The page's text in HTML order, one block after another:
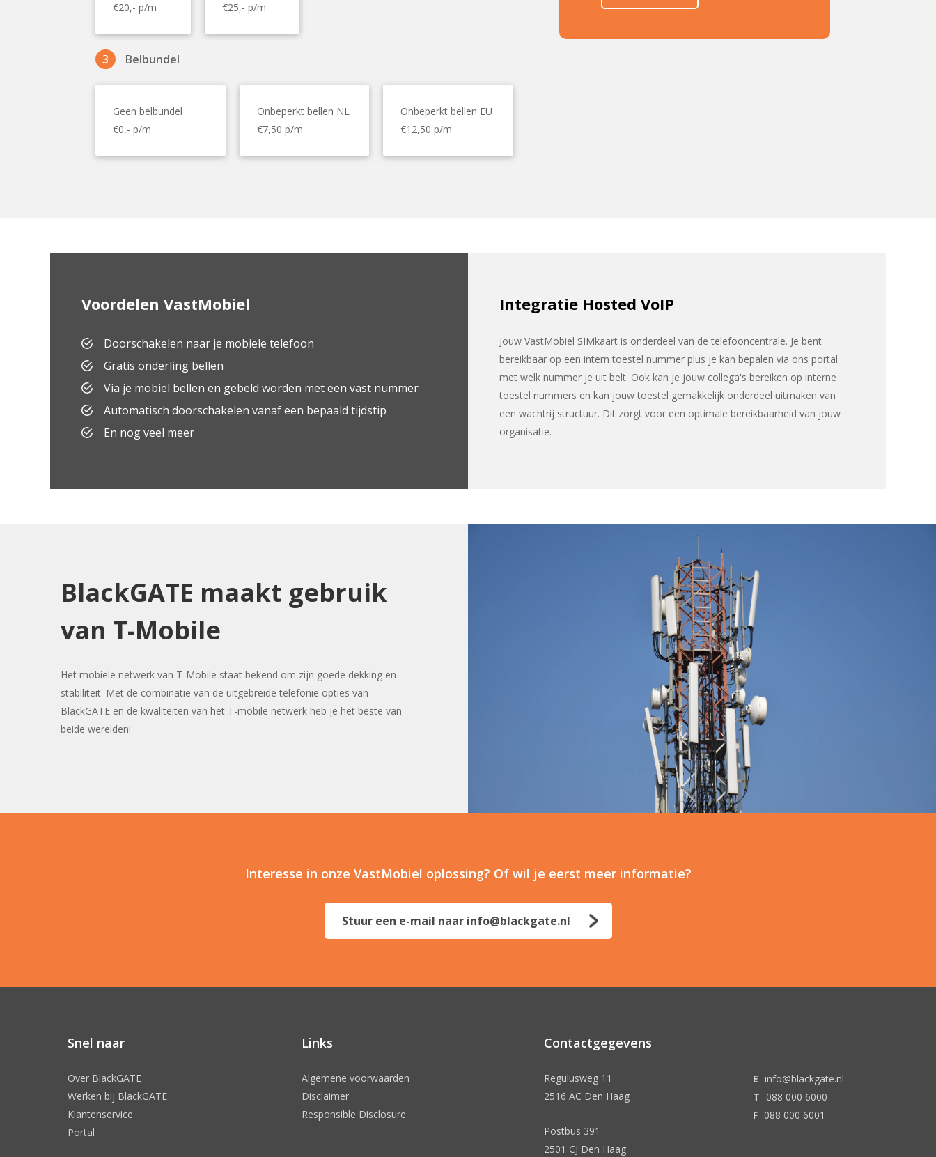
€20,- p/m
€25,- p/m
3 Belbundel
Geen belbundel
€0,- p/m
Onbeperkt bellen NL
€7,50 p/m
Onbeperkt bellen EU
€12,50 p/m
Voordelen VastMobiel
Doorschakelen naar je mobiele telefoon
Gratis onderling bellen
Via je mobiel bellen en gebeld worden met een vast nummer
Automatisch doorschakelen vanaf een bepaald tijdstip
En nog veel meer
Integratie Hosted VoIP
Jouw VastMobiel SIMkaart is onderdeel van de telefooncentrale. Je bent
bereikbaar op een intern toestel nummer plus je kan bepalen via ons portal
met welk nummer je uit belt. Ook kan je jouw collega's bereiken op interne
toestel nummers en kan jouw toestel gemakkelijk onderdeel uitmaken van
een wachtrij structuur. Dit zorgt voor een optimale bereikbaarheid van jouw
organisatie.
BlackGATE maakt gebruik
van T-Mobile
Het mobiele netwerk van T-Mobile staat bekend om zijn goede dekking en
stabiliteit. Met de combinatie van de uitgebreide telefonie opties van
BlackGATE en de kwaliteiten van het T-mobile netwerk heb je het beste van
beide werelden!
Interesse in onze VastMobiel oplossing? Of wil je eerst meer informatie?
Stuur een e-mail naar info@blackgate.nl
Snel naar
Over BlackGATE
Werken bij BlackGATE
Klantenservice
Portal
Links
Algemene voorwaarden
Disclaimer
Responsible Disclosure
Contactgegevens
Regulusweg 11
2516 AC Den Haag
Postbus 391
2501 CJ Den Haag
E info@blackgate.nl
T 088 000 6000
F 088 000 6001